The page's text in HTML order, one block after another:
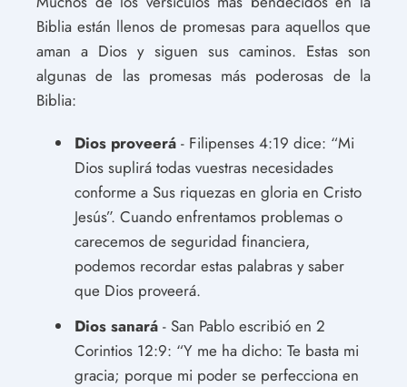
Biblia están llenos de promesas para aquellos que
aman a Dios y siguen sus caminos. Estas son
algunas de las promesas más poderosas de la
Biblia:
Dios proveerá - Filipenses 4:19 dice: “Mi
Dios suplirá todas vuestras necesidades
conforme a Sus riquezas en gloria en Cristo
Jesús”. Cuando enfrentamos problemas o
carecemos de seguridad financiera,
podemos recordar estas palabras y saber
que Dios proveerá.
Dios sanará - San Pablo escribió en 2
Corintios 12:9: “Y me ha dicho: Te basta mi
gracia; porque mi poder se perfecciona en